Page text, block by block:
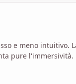
e meno
pure l'immersività.